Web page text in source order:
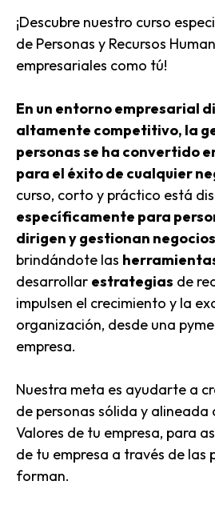
¡Descubre nuestro curso
de Personas y Recursos
empresariales como tú!
En un entorno empresarial
altamente competitivo, la
personas se ha convertido
para el éxito de cualquier
curso, corto y práctico está
específicamente para
dirigen ygestionan
brindándote las
desarrollar estrategias de
impulsen el crecimiento y la
organización, desde una
empresa.
Nuestra meta es ayudarte a
de personas sólida y alineada
Valores de tu empresa, para
de tu empresa a través de las
forman.